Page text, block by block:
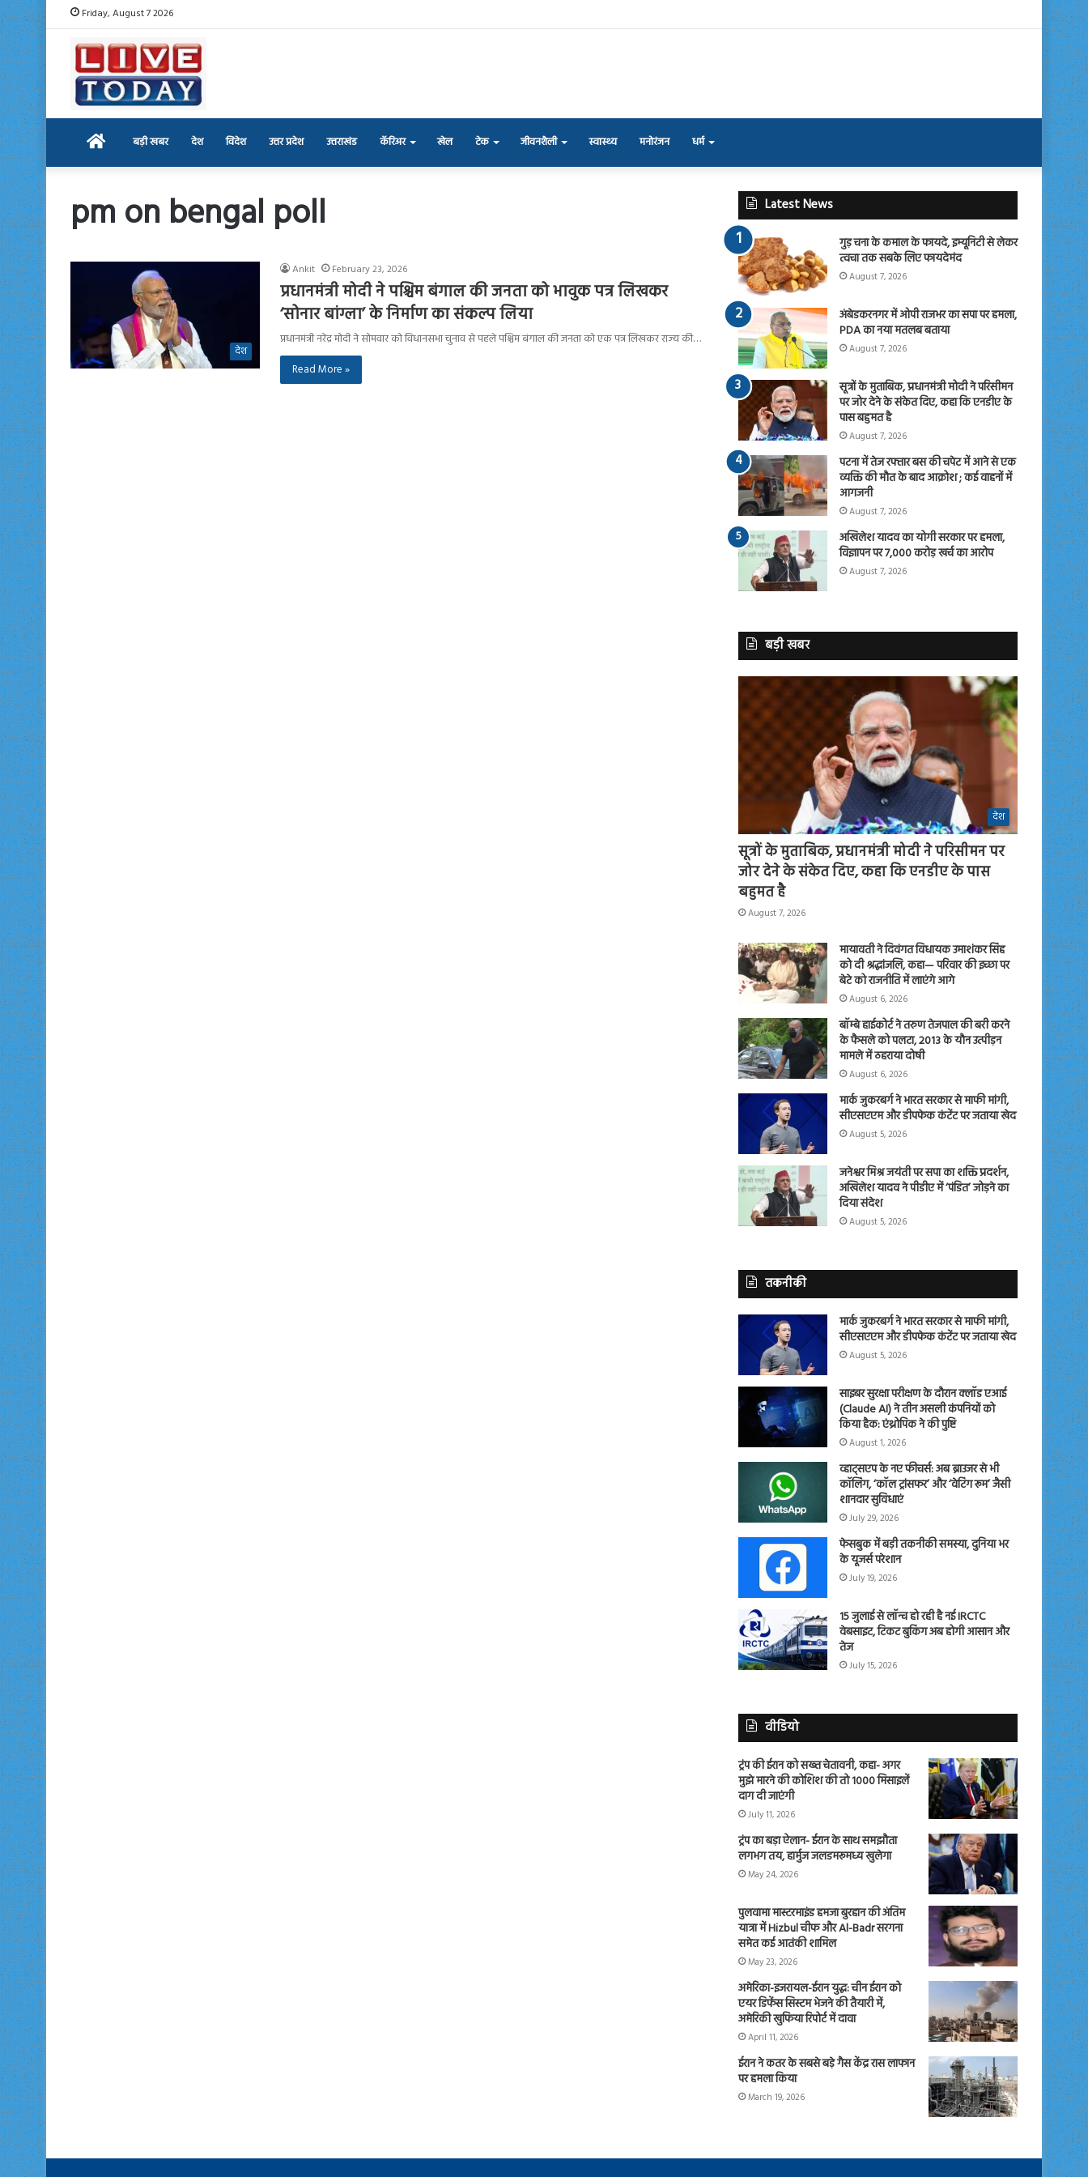
Friday, August 7 2026
Home बड़ी खबर देश विदेश उत्तर प्रदेश उत्तराखंड कॅरिअर खेल टेक जीवनशैली स्वास्थ्य मनोरंजन धर्म
pm on bengal poll
देश
Ankit February 23, 2026
प्रधानमंत्री मोदी ने पश्चिम बंगाल की जनता को भावुक पत्र लिखकर
‘सोनार बांग्ला’ के निर्माण का संकल्प लिया
प्रधानमंत्री नरेंद्र मोदी ने सोमवार को विधानसभा चुनाव से पहले पश्चिम बंगाल की जनता को एक पत्र लिखकर राज्य की…
Read More »
Latest News
गुड़ चना के कमाल के फायदे, इम्यूनिटी से लेकर
त्वचा तक सबके लिए फायदेमंद
August 7, 2026
अंबेडकरनगर में ओपी राजभर का सपा पर हमला,
PDA का नया मतलब बताया
August 7, 2026
सूत्रों के मुताबिक, प्रधानमंत्री मोदी ने परिसीमन
पर जोर देने के संकेत दिए, कहा कि एनडीए के
पास बहुमत है
August 7, 2026
पटना में तेज रफ्तार बस की चपेट में आने से एक
व्यक्ति की मौत के बाद आक्रोश ; कई वाहनों में
आगजनी
August 7, 2026
अखिलेश यादव का योगी सरकार पर हमला,
विज्ञापन पर 7,000 करोड़ खर्च का आरोप
August 7, 2026
बड़ी खबर
देश
सूत्रों के मुताबिक, प्रधानमंत्री मोदी ने परिसीमन पर
जोर देने के संकेत दिए, कहा कि एनडीए के पास
बहुमत है
August 7, 2026
मायावती ने दिवंगत विधायक उमाशंकर सिंह
को दी श्रद्धांजलि, कहा— परिवार की इच्छा पर
बेटे को राजनीति में लाएंगे आगे
August 6, 2026
बॉम्बे हाईकोर्ट ने तरुण तेजपाल की बरी करने
के फैसले को पलटा, 2013 के यौन उत्पीड़न
मामले में ठहराया दोषी
August 6, 2026
मार्क जुकरबर्ग ने भारत सरकार से माफी मांगी,
सीएसएएम और डीपफेक कंटेंट पर जताया खेद
August 5, 2026
जनेश्वर मिश्र जयंती पर सपा का शक्ति प्रदर्शन,
अखिलेश यादव ने पीडीए में ‘पंडित’ जोड़ने का
दिया संदेश
August 5, 2026
तकनीकी
मार्क जुकरबर्ग ने भारत सरकार से माफी मांगी,
सीएसएएम और डीपफेक कंटेंट पर जताया खेद
August 5, 2026
साइबर सुरक्षा परीक्षण के दौरान क्लॉड एआई
(Claude AI) ने तीन असली कंपनियों को
किया हैक: एंथ्रोपिक ने की पुष्टि
August 1, 2026
व्हाट्सएप के नए फीचर्स: अब ब्राउजर से भी
कॉलिंग, ‘कॉल ट्रांसफर’ और ‘वेटिंग रूम’ जैसी
शानदार सुविधाएं
July 29, 2026
फेसबुक में बड़ी तकनीकी समस्या, दुनिया भर
के यूजर्स परेशान
July 19, 2026
15 जुलाई से लॉन्च हो रही है नई IRCTC
वेबसाइट, टिकट बुकिंग अब होगी आसान और
तेज
July 15, 2026
वीडियो
ट्रंप की ईरान को सख्त चेतावनी, कहा- अगर
मुझे मारने की कोशिश की तो 1000 मिसाइलें
दाग दी जाएंगी
July 11, 2026
ट्रंप का बड़ा ऐलान- ईरान के साथ समझौता
लगभग तय, हार्मुज जलडमरूमध्य खुलेगा
May 24, 2026
पुलवामा मास्टरमाइंड हमजा बुरहान की अंतिम
यात्रा में Hizbul चीफ और Al-Badr सरगना
समेत कई आतंकी शामिल
May 23, 2026
अमेरिका-इजरायल-ईरान युद्ध: चीन ईरान को
एयर डिफेंस सिस्टम भेजने की तैयारी में,
अमेरिकी खुफिया रिपोर्ट में दावा
April 11, 2026
ईरान ने कतर के सबसे बड़े गैस केंद्र रास लाफान
पर हमला किया
March 19, 2026